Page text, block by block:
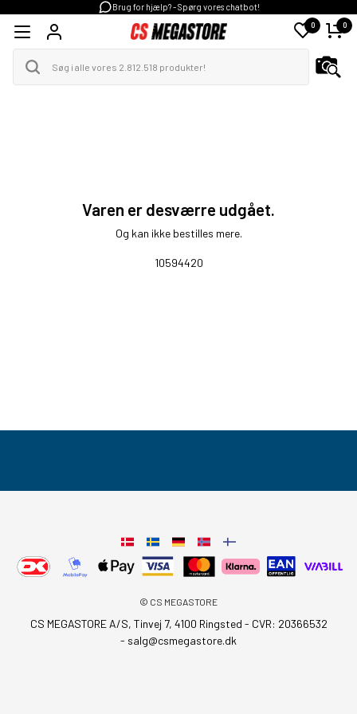
Brug for hjælp? - Spørg vores chatbot!
0 0
Varen er desværre udgået.
Og kan ikke bestilles mere.
10594420
© CS MEGASTORE
CS MEGASTORE A/S, Tinvej 7, 4100 Ringsted - CVR: 20366532
- salg@csmegastore.dk